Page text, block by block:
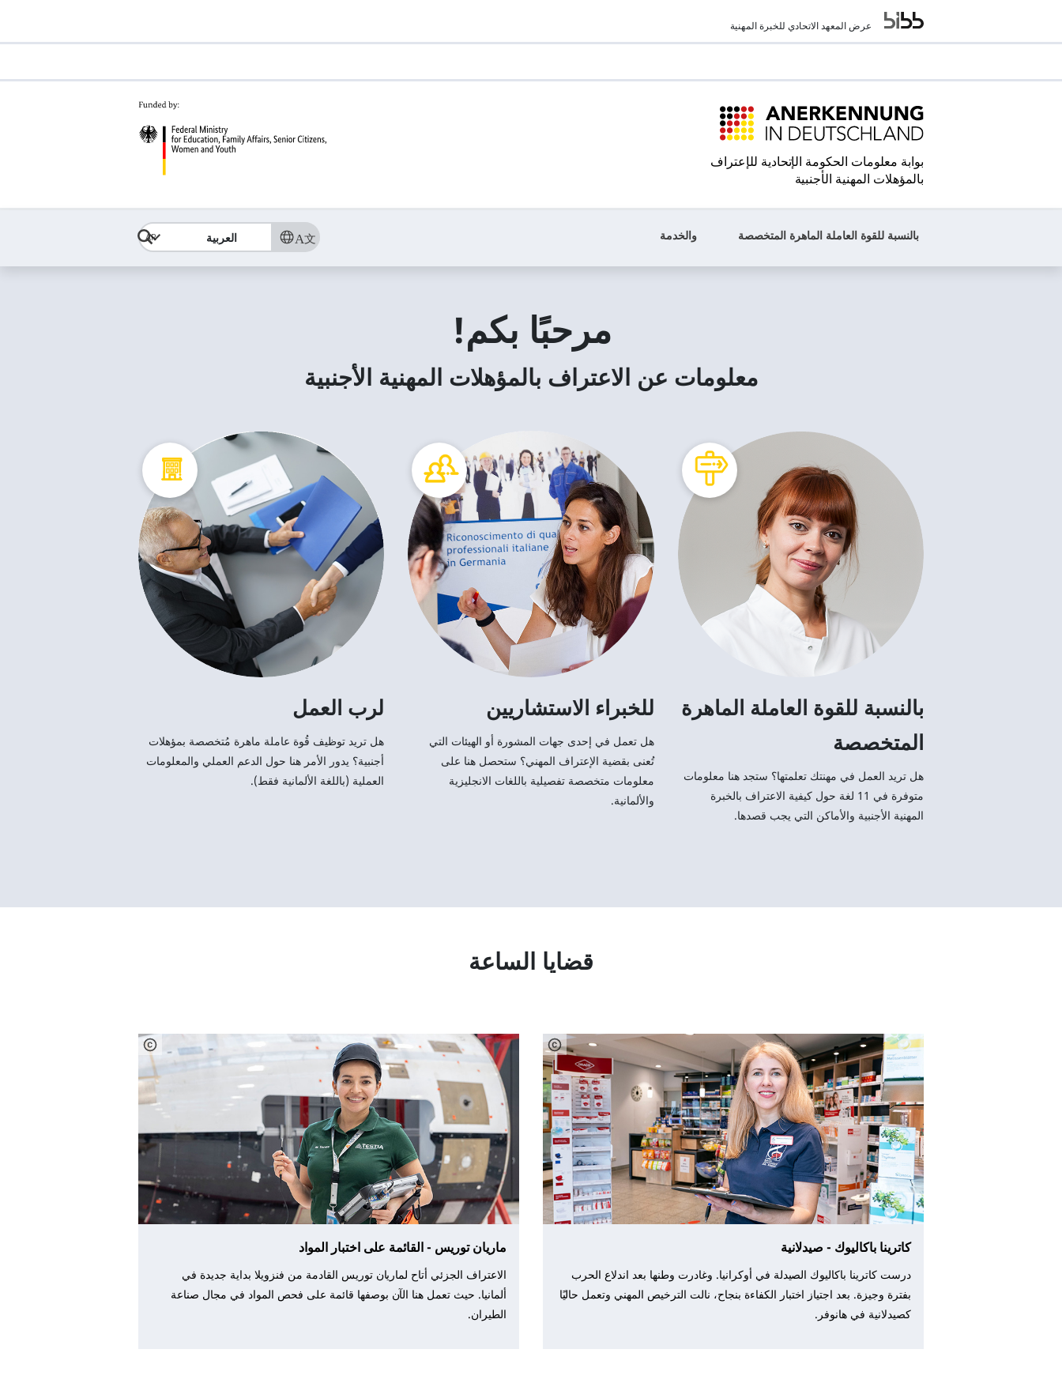
عرض المعهد الاتحادي للخبرة المهنية
بوابة معلومات الحكومة الإتحادية للإعتراف
بالمؤهلات المهنية الأجنبية
بالنسبة للقوة العاملة الماهرة المتخصصة والخدمة العربية AR
مرحبًا بكم!
معلومات عن الاعتراف بالمؤهلات المهنية الأجنبية
بالنسبة للقوة العاملة الماهرة
المتخصصة
هل تريد العمل في مهنتك تعلمتها؟ ستجد هنا معلومات
متوفرة في 11 لغة حول كيفية الاعتراف بالخبرة
المهنية الأجنبية والأماكن التي يجب قصدها.
للخبراء الاستشاريين
هل تعمل في إحدى جهات المشورة أو الهيئات التي
تُعنى بقضية الإعتراف المهني؟ ستحصل هنا على
معلومات متخصصة تفصيلية باللغات الانجليزية
والألمانية.
لرب العمل
هل تريد توظيف قُوة عاملة ماهرة مُتخصصة بمؤهلات
أجنبية؟ يدور الأمر هنا حول الدعم العملي والمعلومات
العملية (باللغة الألمانية فقط).
قضايا الساعة
كاترينا باكاليوك - صيدلانية
درست كاترينا باكاليوك الصيدلة في أوكرانيا. وغادرت وطنها بعد اندلاع الحرب
بفترة وجيزة. بعد اجتياز اختبار الكفاءة بنجاح، نالت الترخيص المهني وتعمل حاليًا
كصيدلانية في هانوفر.
ماريان توريس - القائمة على اختبار المواد
الاعتراف الجزئي أتاح لماريان توريس القادمة من فنزويلا بداية جديدة في
ألمانيا. حيث تعمل هنا الآن بوصفها قائمة على فحص المواد في مجال صناعة
الطيران.